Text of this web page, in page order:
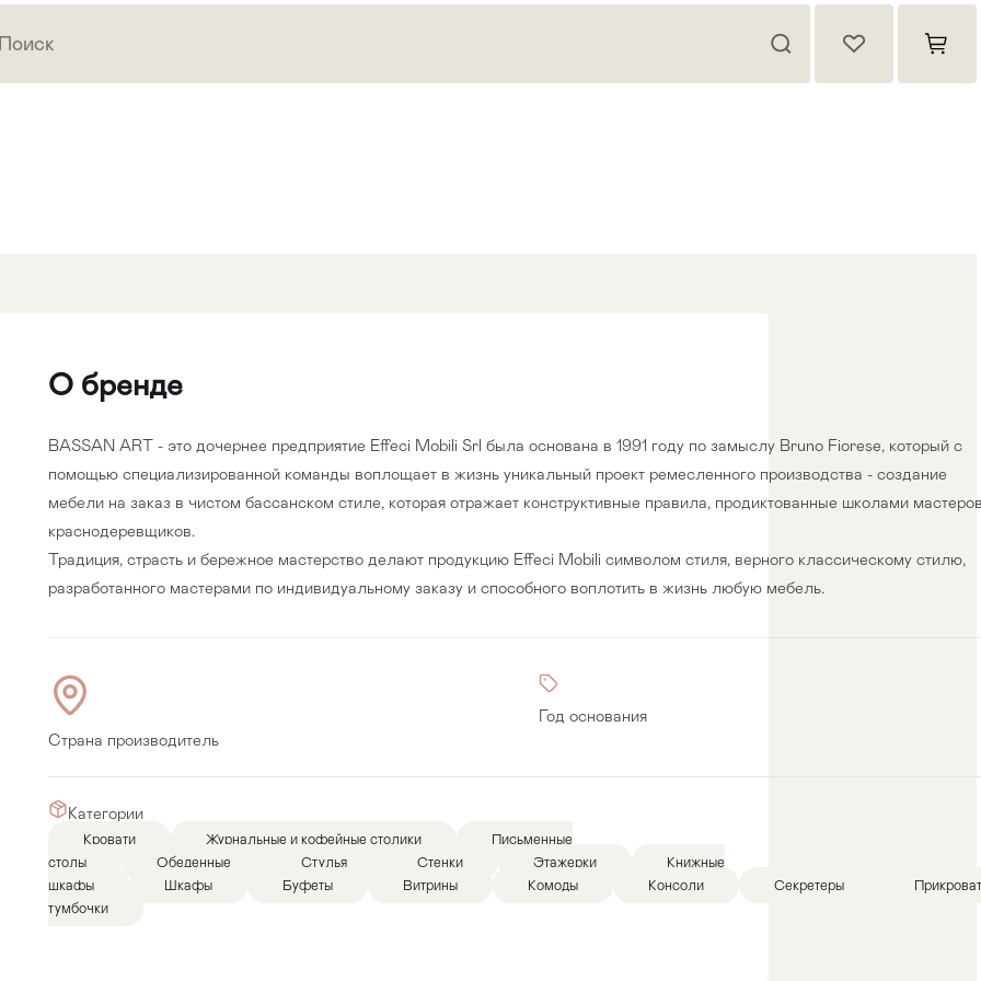
>
Прихожая
О бренде
BASSAN ART - это дочернее предприятие Effeci Mobili Srl была основана в 1991 году по замыслу Bruno Fiorese, который с
помощью специализированной команды воплощает в жизнь уникальный проект ремесленного производства - создание
мебели на заказ в чистом бассанском стиле, которая отражает конструктивные правила, продиктованные школами
краснодеревщиков.
Традиция, страсть и бережное мастерство делают продукцию Effeci Mobili символом стиля, верного классическому стилю,
разработанного мастерами по индивидуальному заказу и способного воплотить в жизнь любую мебель.
Страна производитель
Год основания
Категории
Кровати Журнальные и кофейные столики
Письменные
столы
Обеденные Стулья Стенки Этажерки
Книжные
шкафы
Шкафы Буфеты Витрины Комоды Консоли Секретеры
тумбочки